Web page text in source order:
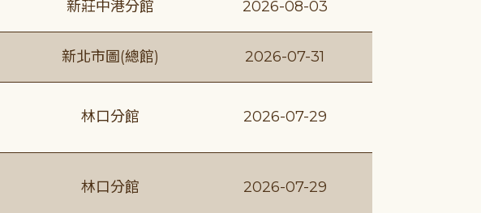
新莊中港分館 2026-08-03
新北市圖(總館) 2026-07-31
林口分館 2026-07-29
林口分館 2026-07-29